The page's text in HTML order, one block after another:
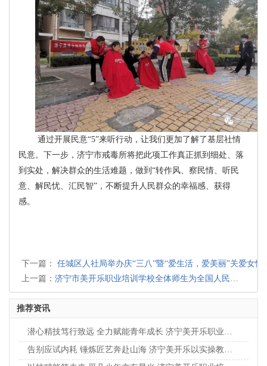
通过开展民意“5”来听行动，让我们更加了解了基层社情
民意。下一步，济宁市戒毒所将把此项工作真正抓到细处、落
到实处，解决群众的生活难题，做到“转作风、察民情、听民
意、解民忧、汇民智”，不断提升人民群众的幸福感、获得
感。
下一篇： 任城区人社局举办庆“三八”暨“爱生活，爱美丽”关爱女性
上一篇： 济宁市美开乐职业培训学校全体师生为全国人民送来了浓浓的新春祝福!
推荐资讯